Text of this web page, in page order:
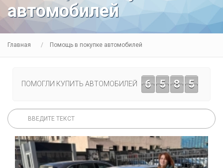
автомобилей
Главная Помощь в покупке автомобилей
ПОМОГЛИ КУПИТЬ АВТОМОБИЛЕЙ 6 5 8 5